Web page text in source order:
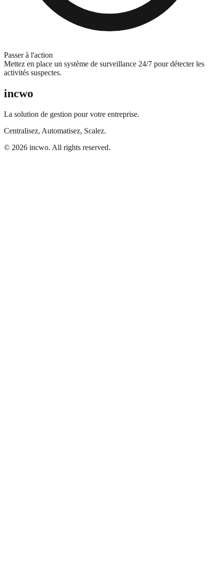
Passer à l'action
Mettez en place un système de surveillance 24/7 pour détecter les
activités suspectes.
incwo
La solution de gestion pour votre entreprise.
Centralisez, Automatisez, Scalez.
© 2026 incwo. All rights reserved.